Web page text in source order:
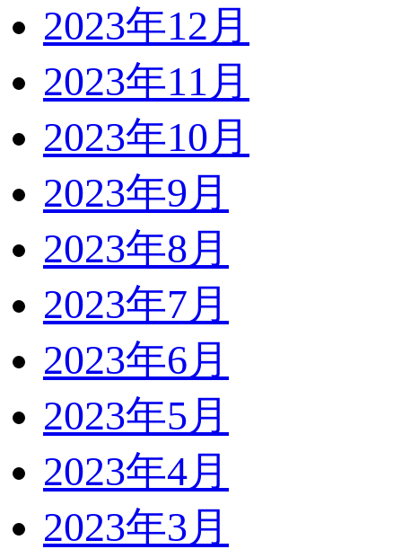
2023年12月
2023年11月
2023年10月
2023年9月
2023年8月
2023年7月
2023年6月
2023年5月
2023年4月
2023年3月